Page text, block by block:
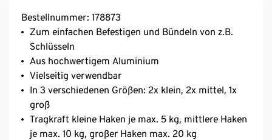
Bestellnummer: 178873
Zum einfachen Befestigen und Bündeln von z.B.
Schlüsseln
Aus hochwertigem Aluminium
Vielseitig verwendbar
In 3 verschiedenen Größen: 2x klein, 2x mittel, 1x
groß
Tragkraft kleine Haken je max. 5 kg, mittlere Haken
je max. 10 kg, großer Haken max. 20 kg